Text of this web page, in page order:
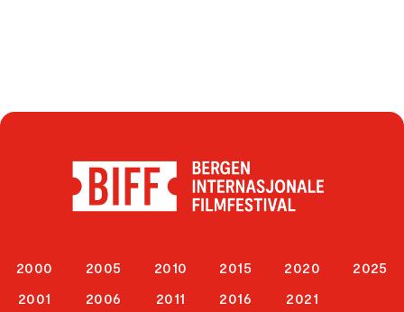
2000
2001
2005
2006
2010
2011
2015
2016
2020
2021
2025